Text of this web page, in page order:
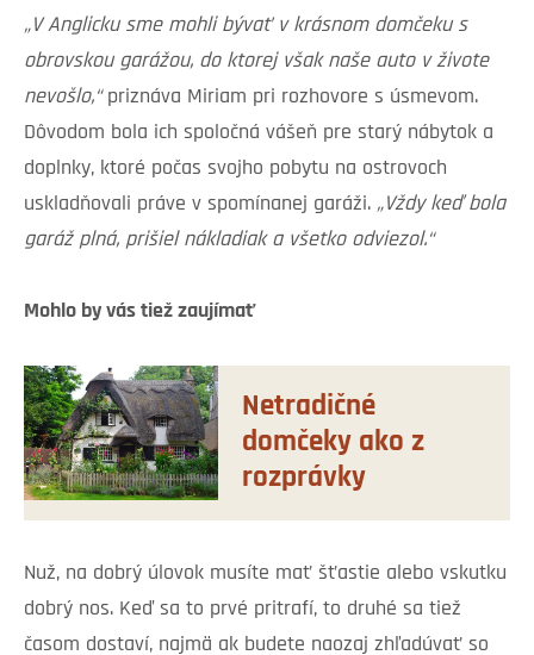
„V Anglicku sme mohli bývať v krásnom domčeku s
obrovskou garážou, do ktorej však naše auto v živote
nevošlo,“priznáva Miriam pri rozhovore s úsmevom.
Dôvodom bola ich spoločná vášeň pre starý nábytok a
doplnky, ktoré počas svojho pobytu na ostrovoch
uskladňovali práve v spomínanej garáži. „Vždy keď bola
garáž plná, prišiel nákladiak a všetko odviezol.“
Mohlo by vás tiež zaujímať
Netradičné
domčeky ako z
rozprávky
Nuž, na dobrý úlovok musíte mať šťastie alebo vskutku
dobrý nos. Keď sa to prvé pritrafí, to druhé sa tiež
časom dostaví, najmä ak budete naozaj zhľadúvať so